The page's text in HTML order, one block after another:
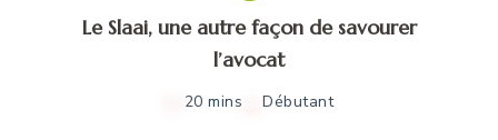
Le Slaai, une autre façon de savourer
l’avocat
20 mins Débutant